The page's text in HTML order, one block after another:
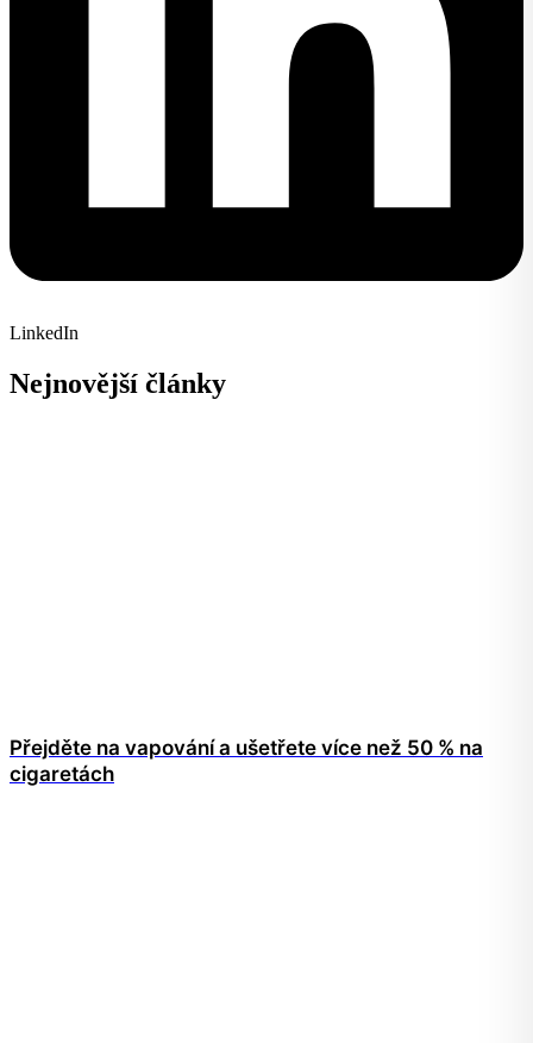
LinkedIn
Nejnovější články
Přejděte na vapování a ušetřete více než 50 % na
cigaretách